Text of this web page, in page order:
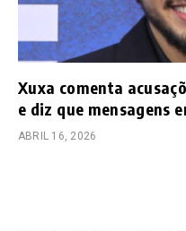
Xuxa comenta
e diz que mensagens
ABRIL 16, 2026